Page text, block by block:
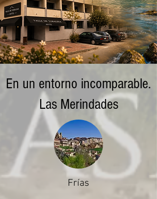
En un entorno incomparable.
Las Merindades
Frías